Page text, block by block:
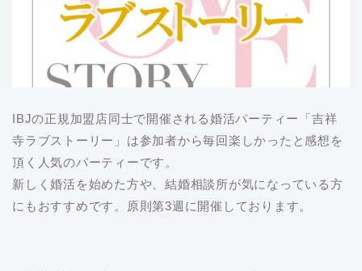
IBJの正規加盟店同士で開催される婚活パーティー「吉祥
寺ラブストーリー」は参加者から毎回楽しかったと感想を
頂く人気のパーティーです。
新しく婚活を始めた方や、結婚相談所が気になっている方
にもおすすめです。原則第3週に開催しております。